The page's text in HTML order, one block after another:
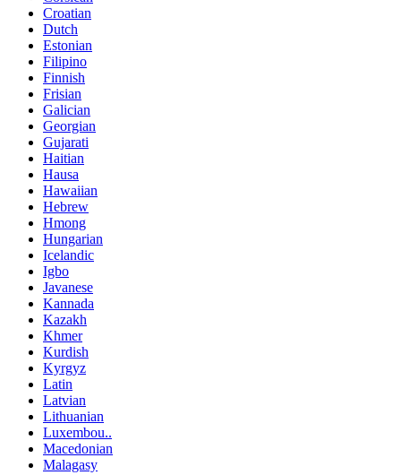
Croatian
Dutch
Estonian
Filipino
Finnish
Frisian
Galician
Georgian
Gujarati
Haitian
Hausa
Hawaiian
Hebrew
Hmong
Hungarian
Icelandic
Igbo
Javanese
Kannada
Kazakh
Khmer
Kurdish
Kyrgyz
Latin
Latvian
Lithuanian
Luxembou..
Macedonian
Malagasy